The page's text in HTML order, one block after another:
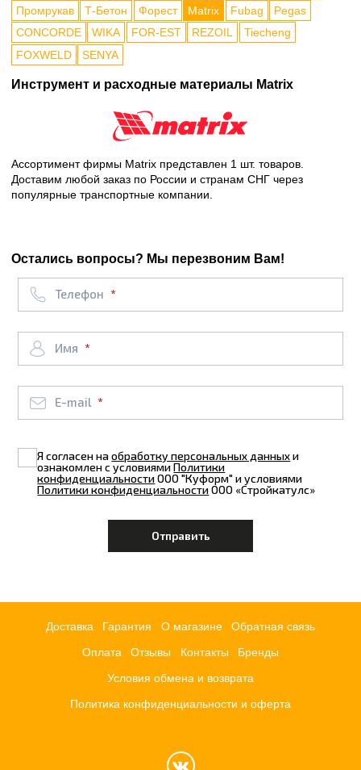
Промрукав
Т-Бетон Форест Matrix Fubag
Pegas
CONCORDE
WIKA FOR-EST REZOIL
Tiecheng
FOXWELD
SENYA
Инструмент и расходные материалы Matrix
Ассортимент фирмы Matrix представлен 1 шт. товаров.
Доставим любой заказ по России и странам СНГ через
популярные транспортные компании.
Остались вопросы? Мы перезвоним Вам!
Телефон
Имя
E-mail
Я согласен наобработку персональных данныхи
ознакомлен с условиямиПолитики
конфиденциальностиООО "Куформ" и условиями
Политики конфиденциальностиООО «Стройкатулс»
Доставка Гарантия О магазине Обратная связь
Оплата Отзывы Контакты Бренды
Условия обмена и возврата
Политика конфиденциальности и оферта